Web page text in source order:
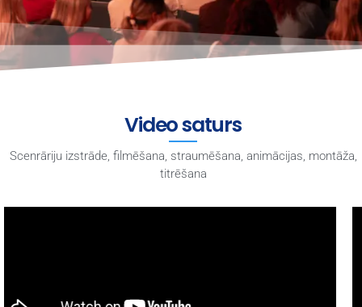
Video saturs
Scenrāriju izstrāde, filmēšana, straumēšana, animācijas, montāža,
titrēšana